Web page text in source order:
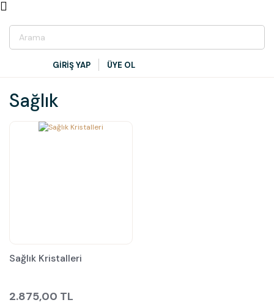
GİRİŞ YAP ÜYE OL
Sağlık
Sağlık Kristalleri
2.875,00 TL